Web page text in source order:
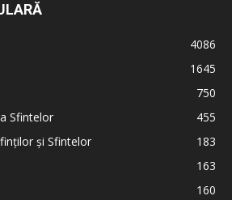
4086
1645
750
Sfintelor
455
și Sfintelor
183
163
160